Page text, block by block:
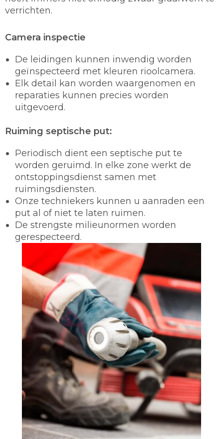
verrichten.
Camera inspectie
De leidingen kunnen inwendig worden
geïnspecteerd met kleuren rioolcamera.
Elk detail kan worden waargenomen en
reparaties kunnen precies worden
uitgevoerd.
Ruiming septische put:
Periodisch dient een septische put te
worden geruimd. In elke zone werkt de
ontstoppingsdienst samen met
ruimingsdiensten.
Onze techniekers kunnen u aanraden een
put al of niet te laten ruimen.
De strengste milieunormen worden
gerespecteerd.